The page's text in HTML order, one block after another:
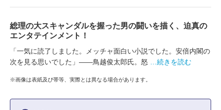
総理の大スキャンダルを握った男の闘いを描く、迫真の
エンタテインメント！
「一気に読了しました。メッチャ面白い小説でした。安倍内閣の
次を見る思いでした」――鳥越俊太郎氏。怒
…続きを読む
※画像は表紙及び帯等、実際とは異なる場合があります。